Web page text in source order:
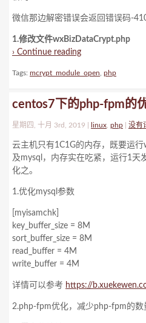
微信那边解密错误会返回错误码-
1.修改文件wxBizDataCrypt.php
› Continue reading
Tags: mcrypt_module_open php
centos7下的php-fpm的
星期四, 十月 3rd, 2019 | linux php 没有
云主机只有1C1G的内存，既要运
及mysql，内存实在吃紧，运行1天
化之。
1.优化mysql参数
[myisamchk]
key_buffer_size = 8M
sort_buffer_size = 8M
read_buffer = 4M
write_buffer = 4M
详情可以参考 https://
2.php-fpm优化，减少php-fpm的数